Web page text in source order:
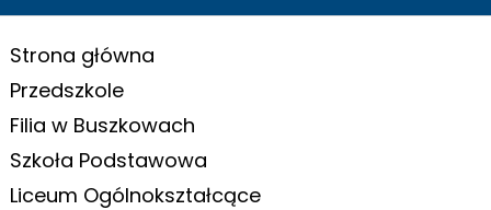
Strona główna
Przedszkole
Filia w Buszkowach
Szkoła Podstawowa
Liceum Ogólnokształcące